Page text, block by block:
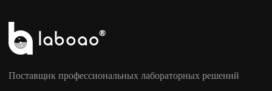
Поставщик профессиональных лабораторных решений